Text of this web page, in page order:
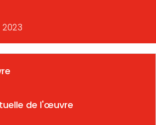
de l'œuvre